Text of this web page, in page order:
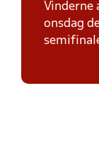
Vinderne
onsdag